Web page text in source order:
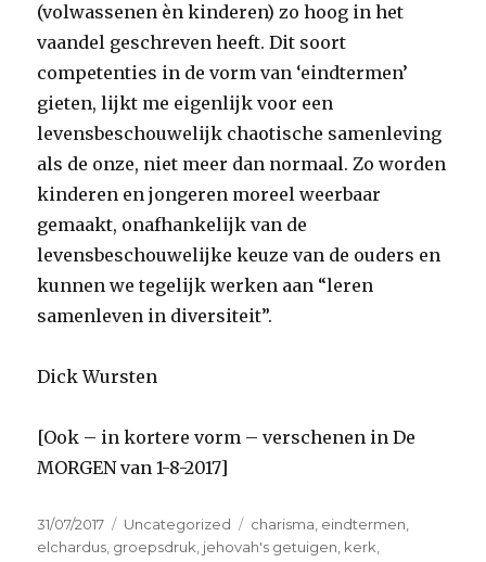
(volwassenen èn kinderen) zo hoog in het
vaandel geschreven heeft. Dit soort
competenties in de vorm van ‘eindtermen’
gieten, lijkt me eigenlijk voor een
levensbeschouwelijk chaotische samenleving
als de onze, niet meer dan normaal. Zo worden
kinderen en jongeren moreel weerbaar
gemaakt, onafhankelijk van de
levensbeschouwelijke keuze van de ouders en
kunnen we tegelijk werken aan “leren
samenleven in diversiteit”.
Dick Wursten
[Ook – in kortere vorm – verschenen in De
MORGEN van 1-8-2017]
Geplaatst
op
31/07/2017 Categorieën
Uncategorized Tags
charisma, eindtermen,
elchardus, groepsdruk, jehovah's getuigen, kerk,